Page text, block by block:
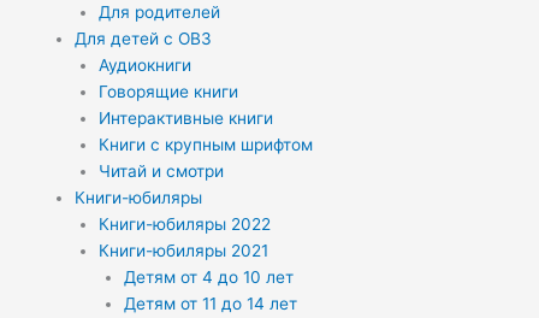
Для родителей
Для детей с ОВЗ
Аудиокниги
Говорящие книги
Интерактивные книги
Книги с крупным шрифтом
Читай и смотри
Книги-юбиляры
Книги-юбиляры 2022
Книги-юбиляры 2021
Детям от 4 до 10 лет
Детям от 11 до 14 лет